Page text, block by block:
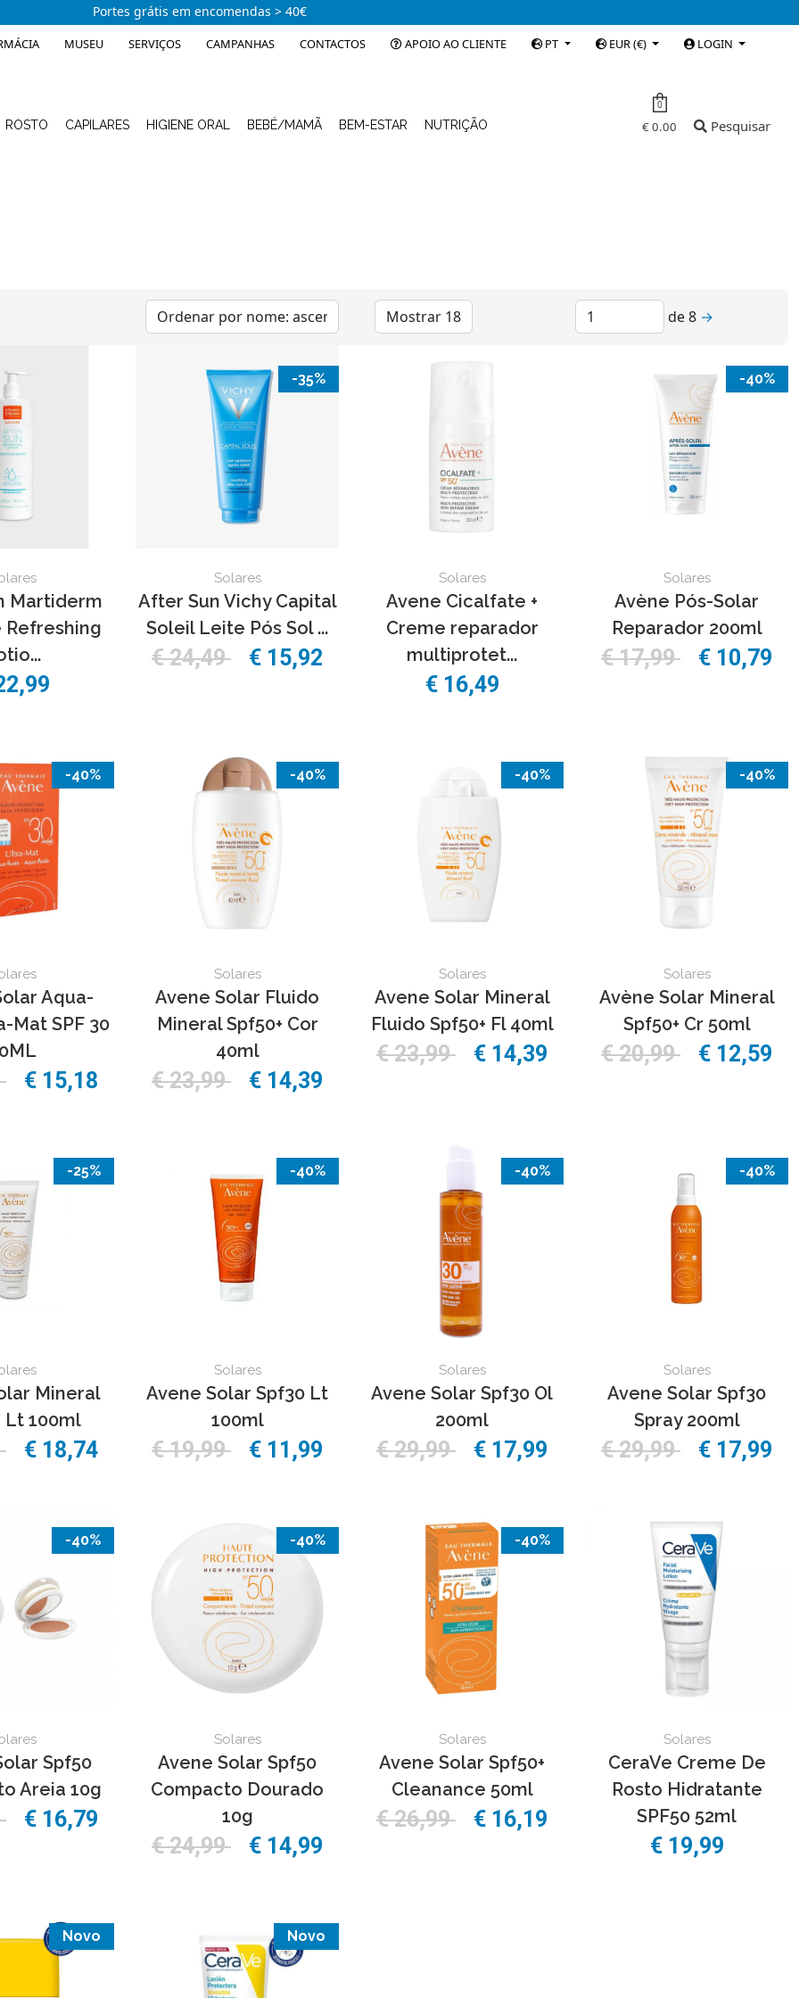
Portes grátis em encomendas > 40€
MUSEU SERVIÇOS CAMPANHAS CONTACTOS APOIO AO CLIENTE PT EUR (€) LOGIN
ROSTO CAPILARES HIGIENE ORAL BEBÉ/MAMÃ BEM-ESTAR NUTRIÇÃO
0
€ 0.00 Pesquisar
de8 →
Martiderm
Refreshing
-35%
Solares
After Sun Vichy Capital
Soleil Leite Pós Sol ...
€ 24,49 € 15,92
Solares
Avene Cicalfate +
Creme reparador
multiprotet...
€ 16,49
-40%
Solares
Avène Pós-Solar
Reparador 200ml
€ 17,99 € 10,79
-40%
Aqua-
Mat SPF 30
€ 15,18
-40%
Solares
Avene Solar Fluido
Mineral Spf50+ Cor
40ml
€ 23,99 € 14,39
-40%
Solares
Avene Solar Mineral
Fluido Spf50+ Fl 40ml
€ 23,99 € 14,39
-40%
Solares
Avène Solar Mineral
Spf50+ Cr 50ml
€ 20,99 € 12,59
-25%
Mineral
Lt 100ml
€ 18,74
-40%
Solares
Avene Solar Spf30 Lt
100ml
€ 19,99 € 11,99
-40%
Solares
Avene Solar Spf30 Ol
200ml
€ 29,99 € 17,99
-40%
Solares
Avene Solar Spf30
Spray 200ml
€ 29,99 € 17,99
-40%
Spf50
Areia 10g
€ 16,79
-40%
Solares
Avene Solar Spf50
Compacto Dourado
10g
€ 24,99 € 14,99
-40%
Solares
Avene Solar Spf50+
Cleanance 50ml
€ 26,99 € 16,19
Solares
CeraVe Creme De
Rosto Hidratante
SPF50 52ml
€ 19,99
Novo Novo